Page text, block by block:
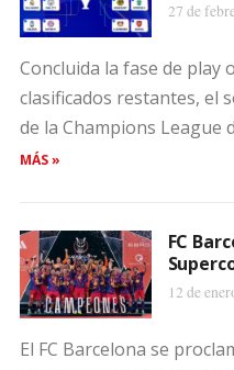
27 de
Concluida la fase de play
clasificados restantes, el
de la Champions League
MÁS »
FC
12 de
El FC Barcelona se